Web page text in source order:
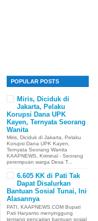
POPULAR POSTS
Miris, Diciduk di
Jakarta, Pelaku
Korupsi Dana UPK
Kayen, Ternyata Seorang
Wanita
Miris, Diciduk di Jakarta, Pelaku
Korupsi Dana UPK Kayen,
Ternyata Seorang Wanita
KAAPNEWS, Kriminal - Seorang
perempuan warga Desa T...
6.605 KK di Pati Tak
Dapat Disalurkan
Bantuan Sosial Tunai, Ini
Alasannya
PATI, KAAPNEWS.COM Bupati
Pati Haryanto menyinggung
tentang pencairan bantuan sosial